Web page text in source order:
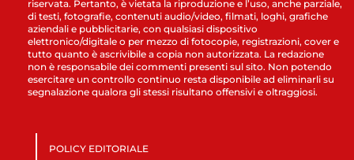
riservata. Pertanto, è vietata la riproduzione e l’uso, anche parziale,
di testi, fotografie, contenuti audio/video, filmati, loghi, grafiche
aziendali e pubblicitarie, con qualsiasi dispositivo
elettronico/digitale o per mezzo di fotocopie, registrazioni, cover e
tutto quanto è ascrivibile a copia non autorizzata. La redazione
non è responsabile dei commenti presenti sul sito. Non potendo
esercitare un controllo continuo resta disponibile ad eliminarli su
segnalazione qualora gli stessi risultano offensivi e oltraggiosi.
POLICY EDITORIALE